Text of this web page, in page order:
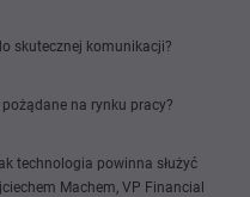
skutecznej komunikacji?
na rynku pracy?
technologia powinna służyć
Machem, VP Financial